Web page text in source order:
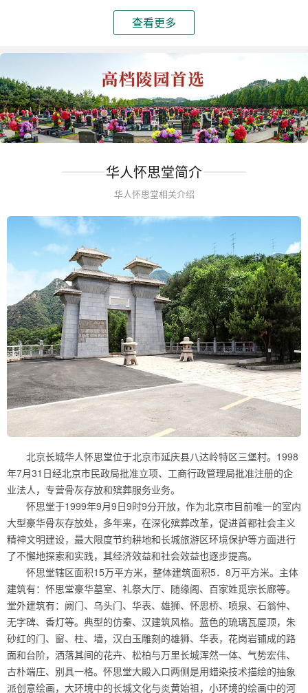
查看更多
华人怀思堂简介
华人怀思堂相关介绍
北京长城华人怀思堂位于北京市延庆县八达岭特区三堡村。1998
年7月31日经北京市民政局批准立项、工商行政管理局批准注册的企
业法人，专营骨灰存放和殡葬服务业务。
怀思堂于1999年9月9日9时9分开放，作为北京市目前唯一的室内
大型豪华骨灰存放处，多年来，在深化殡葬改革，促进首都社会主义
精神文明建设，最大限度节约耕地和长城旅游区环境保护等方面进行
了不懈地探索和实践，其经济效益和社会效益也逐步提高。
怀思堂辖区面积15万平方米，整体建筑面积5．8万平方米。主体
建筑有：怀思堂豪华墓室、礼祭大厅、随缘阁、百家姓觅宗长廊等。
堂外建筑有：阙门、乌头门、华表、雄狮、怀思桥、喷泉、石翁仲、
无字碑、香灯等。典型的仿秦、汉建筑风格。蓝色的琉璃瓦屋顶，朱
砂红的门、窗、柱、墙，汉白玉雕刻的雄狮、华表，花岗岩铺成的路
面和台阶，洒落其间的花卉、松柏与万里长城浑然一体、气势宏伟、
古朴端庄、别具一格。怀思堂大殿入口两侧是用蜡染技术描绘的抽象
派创意绘画，大环境中的长城文化与炎黄始祖，小环境的绘画中的河